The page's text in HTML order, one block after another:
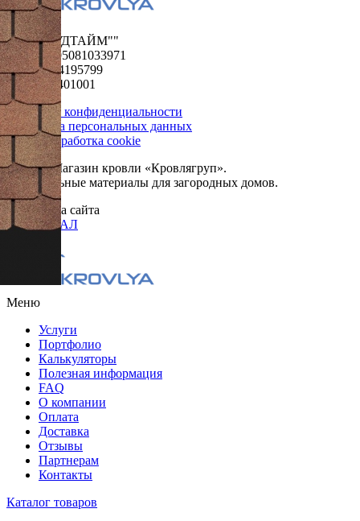
ООО "ФУДТАЙМ""
ОГРН 1195081033971
ИНН 5024195799
КПП 502401001
Политика конфиденциальности
Обработка персональных данных
Сбор и обработка cookie
© 2026. Магазин кровли «Кровлягруп».
Строительные материалы для загородных домов.
Разработка сайта
ОРИГИНАЛ
Меню
Услуги
Портфолио
Калькуляторы
Полезная информация
FAQ
О компании
Оплата
Доставка
Отзывы
Партнерам
Контакты
Каталог товаров